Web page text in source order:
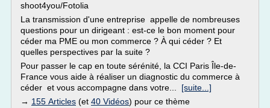
shoot4you/Fotolia
La transmission d'une entreprise appelle de nombreuses
questions pour un dirigeant : est-ce le bon moment pour
céder ma PME ou mon commerce ? À qui céder ? Et
quelles perspectives par la suite ?
Pour passer le cap en toute sérénité, la CCI Paris Île-de-
France vous aide à réaliser un diagnostic du commerce à
céder et vous accompagne dans votre... [suite...]
→ 155 Articles (et 40 Vidéos) pour ce thème